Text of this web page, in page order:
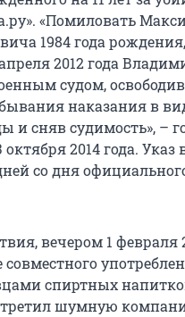
«Помиловать
1984 года рождения,
2012 года
судом, освободив
наказания в
и сняв судимость», –
2014 года. Указ
со дня
вечером 1 февраля
спиртных
шумную